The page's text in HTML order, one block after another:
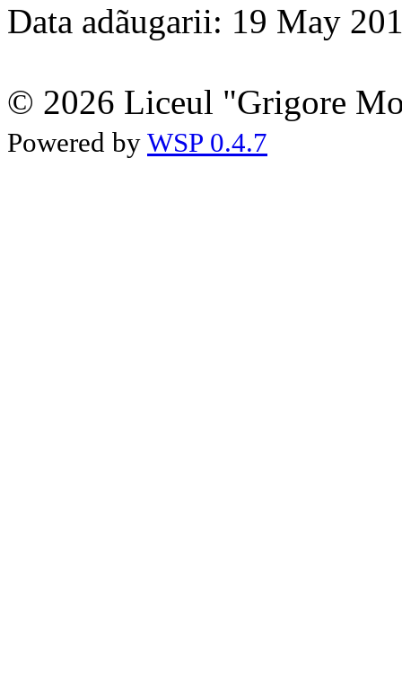
Data adãugarii: 19 May
© 2026 Liceul "Grigore
Powered by WSP 0.4.7